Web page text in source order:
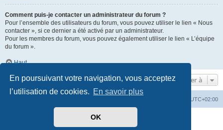
En poursuivant votre navigation, vous acceptez
l’utilisation de cookies. En savoir plus
OK
Comment puis-je contacter un administrateur du forum ?
Pour l’ensemble des utilisateurs du forum, vous pouvez utiliser le lien « Nous
contacter », si ce dernier a été activé par un administrateur.
Pour les membres du forum, vous pouvez également utiliser le lien « L’équipe
du forum ».
Haut
Aller à
UTC+02:00
phpBB ® Forum Software © phpBB Limited
phpBB-fr.com